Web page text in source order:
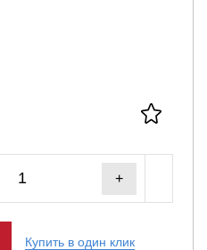
+
Купить в один клик